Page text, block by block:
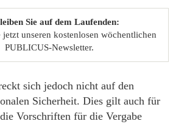
Sie auf dem Laufenden:
unseren kostenlosen wöchentlichen
PUBLICUS-Newsletter.
sich jedoch nicht auf den
Sicherheit. Dies gilt auch für
Vorschriften für die Vergabe